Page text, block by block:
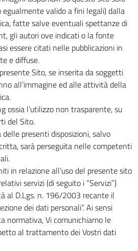
valido a fini legali) dalla
fatte salve eventuali spettanze di
gli autori ove indicati o la fonte
essere citati nelle pubblicazioni in
e diffuse.
Sito, se inserita da soggetti
all’immagine ed alle attività della
ossia l’utilizzo non trasparente, su
del Sito.
presenti disposizioni, salvo
sarà perseguita nelle competenti
in relazione all’uso del presente sito
servizi (di seguito i “Servizi”)
al D.Lgs. n. 196/2003 recante il
dei dati personali”. Ai sensi
normativa, Vi comunichiamo le
al trattamento dei Vostri dati